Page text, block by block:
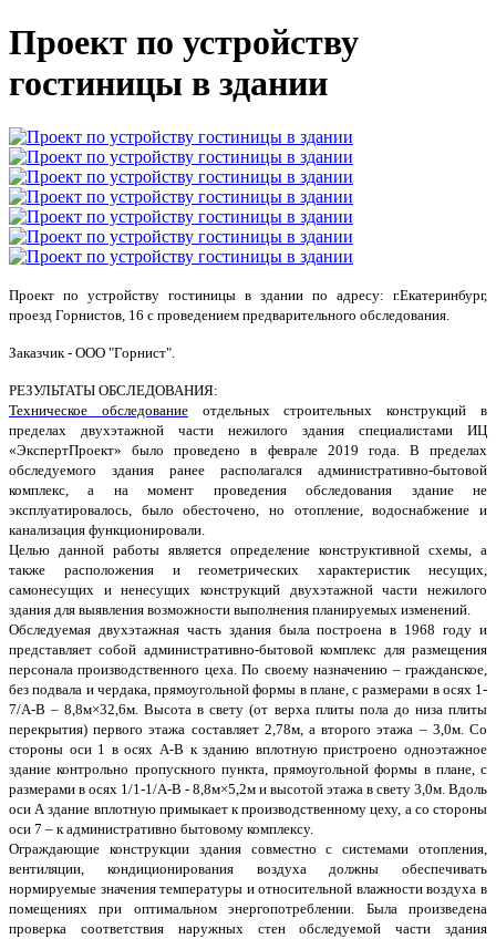
Проект по устройству
гостиницы в здании
Проект по устройству гостиницы в здании по адресу: г.Екатеринбург,
проезд Горнистов, 16 с проведением предварительного обследования.
Заказчик - ООО "Горнист".
РЕЗУЛЬТАТЫ ОБСЛЕДОВАНИЯ:
Техническое обследованиеотдельных строительных конструкций в
пределах двухэтажной части нежилого здания специалистами ИЦ
«ЭкспертПроект» было проведено в феврале 2019 года. В пределах
обследуемого здания ранее располагался административно-бытовой
комплекс, а на момент проведения обследования здание не
эксплуатировалось, было обесточено, но отопление, водоснабжение и
канализация функционировали.
Целью данной работы является определение конструктивной схемы, а
также расположения и геометрических характеристик несущих,
самонесущих и ненесущих конструкций двухэтажной части нежилого
здания для выявления возможности выполнения планируемых изменений.
Обследуемая двухэтажная часть здания была построена в 1968 году и
представляет собой административно-бытовой комплекс для размещения
персонала производственного цеха. По своему назначению – гражданское,
без подвала и чердака, прямоугольной формы в плане, с размерами в осях 1-
7/А-В – 8,8м×32,6м. Высота в свету (от верха плиты пола до низа плиты
перекрытия) первого этажа составляет 2,78м, а второго этажа – 3,0м. Со
стороны оси 1 в осях А-В к зданию вплотную пристроено одноэтажное
здание контрольно пропускного пункта, прямоугольной формы в плане, с
размерами в осях 1/1-1/А-В - 8,8м×5,2м и высотой этажа в свету 3,0м. Вдоль
оси А здание вплотную примыкает к производственному цеху, а со стороны
оси 7 – к административно бытовому комплексу.
Ограждающие конструкции здания совместно с системами отопления,
вентиляции, кондиционирования воздуха должны обеспечивать
нормируемые значения температуры и относительной влажности воздуха в
помещениях при оптимальном энергопотреблении. Была произведена
проверка соответствия наружных стен обследуемой части здания